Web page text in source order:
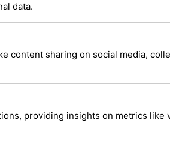
SKU910-006559
kr1 925,00
Legg i
data.
content sharing on social media,
providing insights on metrics like